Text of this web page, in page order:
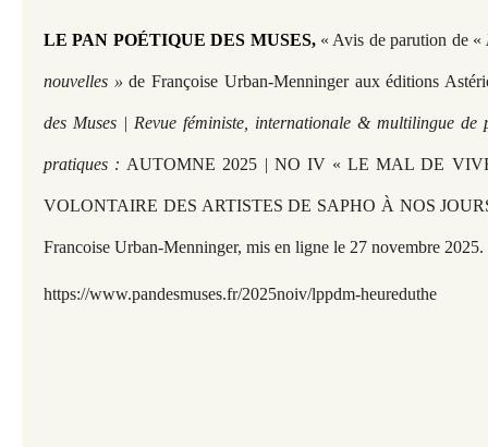
LE PAN POÉTIQUE DES MUSES, « Avis de parution de «
nouvelles »de Françoise Urban-Menninger aux éditions
des Muses | Revue féministe, internationale & multilingue de
pratiques : AUTOMNE 2025 | NO IV « LE MAL DE
VOLONTAIRE DES ARTISTES DE SAPHO À NOS
Francoise Urban-Menninger, mis en ligne le 27 novembre
https://www.pandesmuses.fr/2025noiv/lppdm-heureduthe